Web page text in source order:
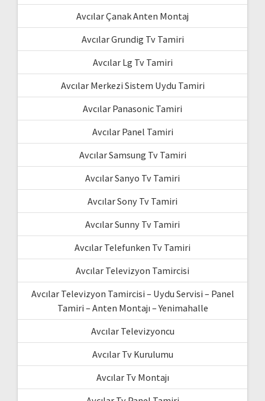
Avcılar Çanak Anten Montaj
Avcılar Grundig Tv Tamiri
Avcılar Lg Tv Tamiri
Avcılar Merkezi Sistem Uydu Tamiri
Avcılar Panasonic Tamiri
Avcılar Panel Tamiri
Avcılar Samsung Tv Tamiri
Avcılar Sanyo Tv Tamiri
Avcılar Sony Tv Tamiri
Avcılar Sunny Tv Tamiri
Avcılar Telefunken Tv Tamiri
Avcılar Televizyon Tamircisi
Avcılar Televizyon Tamircisi – Uydu Servisi – Panel
Tamiri – Anten Montajı – Yenimahalle
Avcılar Televizyoncu
Avcılar Tv Kurulumu
Avcılar Tv Montajı